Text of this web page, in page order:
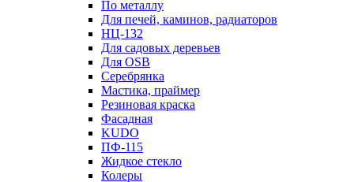
По металлу
Для печей, каминов, радиаторов
НЦ-132
Для садовых деревьев
Для OSB
Серебрянка
Мастика, праймер
Резиновая краска
Фасадная
KUDO
ПФ-115
Жидкое стекло
Колеры